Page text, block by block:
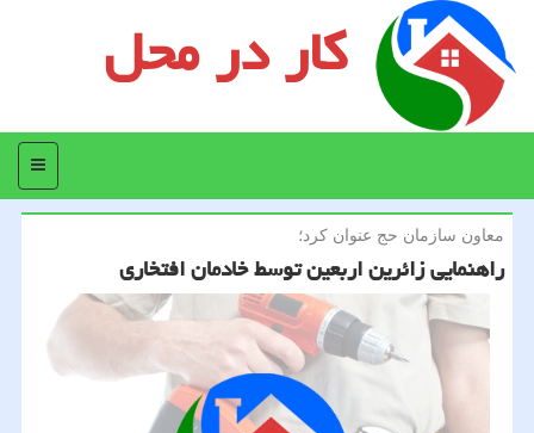
کار در محل
منو
معاون سازمان حج عنوان كرد؛
راهنمایی زائرین اربعین توسط خادمان افتخاری